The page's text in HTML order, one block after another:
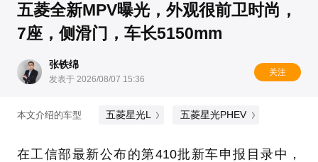
五菱全新MPV曝光，外观很前卫时尚，
7座，侧滑门，车长5150mm
张铁绵
发表于 2026/08/07 15:36
关注
本文介绍的车型 五菱星光L 五菱星光PHEV
在工信部最新公布的第410批新车申报目录中，